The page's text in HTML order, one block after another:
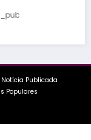
Notícia Publicada
Populares